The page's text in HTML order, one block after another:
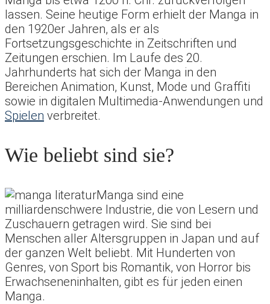
lassen. Seine heutige Form erhielt der Manga in
den 1920er Jahren, als er als
Fortsetzungsgeschichte in Zeitschriften und
Zeitungen erschien. Im Laufe des 20.
Jahrhunderts hat sich der Manga in den
Bereichen Animation, Kunst, Mode und Graffiti
sowie in digitalen Multimedia-Anwendungen und
Spielen verbreitet.
Wie beliebt sind sie?
Manga sind eine
milliardenschwere Industrie, die von Lesern und
Zuschauern getragen wird. Sie sind bei
Menschen aller Altersgruppen in Japan und auf
der ganzen Welt beliebt. Mit Hunderten von
Genres, von Sport bis Romantik, von Horror bis
Erwachseneninhalten, gibt es für jeden einen
Manga.